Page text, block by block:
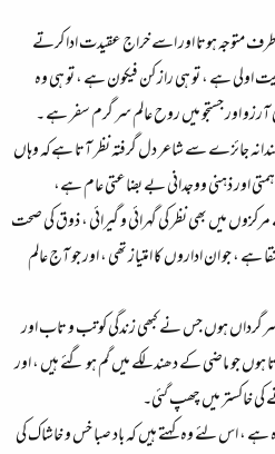
متوجہ ہوتا اور اسے خراج عقیدت ادا کرتے
اولی ہے ، تو ہی راز کن فیکون ہے ، تو ہی وہ
اور جستجو میں روح عالم سر گرم سفر ہے ۔
جائزے سے شاعر دل گرفتہ نظر آتا ہےکہ وہاں
اور ذہنی ووجدانی بے بضاعتی عام ہے،
میں بھی نظر کی گہرائی و گیرائی ، ذوق کی صحت
ہے ، جو ان اداروں کا امتیاز تھی ، اور جو آج عالم
ہوں جس نے کبھی زندگی کوتب و تاب اور
ہوں جو ماضی کے دھندلکے میں گم ہو گئے ہیں ، اور
خاکستر میں چھپ گئی۔
ہے ، اس لئے وہ کہتے ہیں کہ باد صبا خس و خاشاک کی